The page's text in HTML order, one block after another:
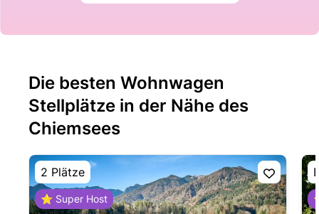
Die besten Wohnwagen
Stellplätze in der Nähe des
Chiemsees
2 Plätze
⭐ Super Host